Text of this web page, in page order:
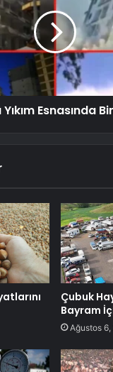
Esnasında
Çubuk
Bayram
Ağustos